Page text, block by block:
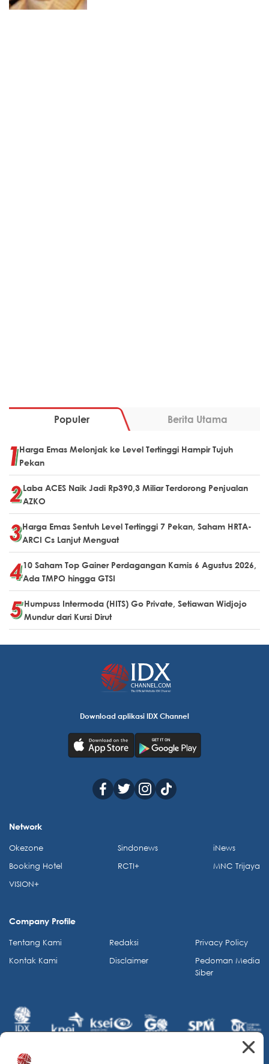
Populer Berita Utama
Harga Emas Melonjak ke Level Tertinggi Hampir Tujuh
Pekan
Laba ACES Naik Jadi Rp390,3 Miliar Terdorong Penjualan
AZKO
Harga Emas Sentuh Level Tertinggi 7 Pekan, Saham HRTA-
ARCI Cs Lanjut Menguat
10 Saham Top Gainer Perdagangan Kamis 6 Agustus 2026,
Ada TMPO hingga GTSI
Humpuss Intermoda (HITS) Go Private, Setiawan Widjojo
Mundur dari Kursi Dirut
Download aplikasi IDX Channel
Network
Okezone
Booking Hotel
VISION+
Sindonews
RCTI+
iNews
MNC Trijaya
Company Profile
Tentang Kami
Kontak Kami
Redaksi
Disclaimer
Privacy Policy
Pedoman Media
Siber